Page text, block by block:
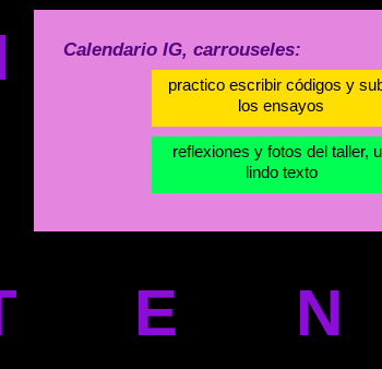
Calendario IG, carrouseles:
practico escribir códigos y
los ensayos
reflexiones y fotos del taller,
lindo texto